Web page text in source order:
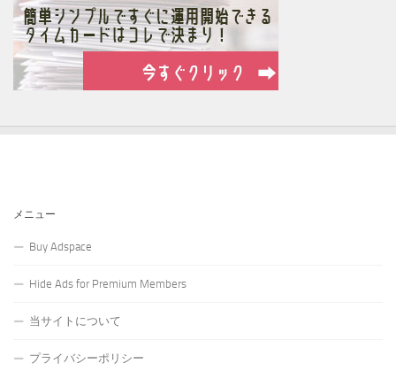
メニュー
Buy Adspace
Hide Ads for Premium Members
当サイトについて
プライバシーポリシー